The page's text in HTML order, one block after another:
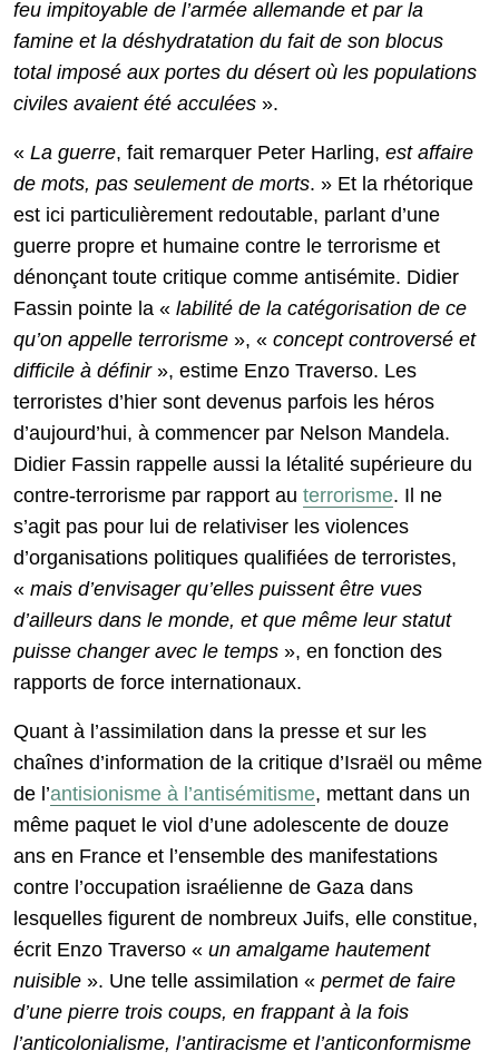
feu impitoyable de l’armée allemande et par la
famine et la déshydratation du fait de son blocus
total imposé aux portes du désert où les populations
civiles avaient été acculées ».
« La guerre, fait remarquer Peter Harling, est affaire
de mots, pas seulement de morts. » Et la rhétorique
est ici particulièrement redoutable, parlant d’une
guerre propre et humaine contre le terrorisme et
dénonçant toute critique comme antisémite. Didier
Fassin pointe la « labilité de la catégorisation de ce
qu’on appelle terrorisme », « concept controversé et
difficile à définir », estime Enzo Traverso. Les
terroristes d’hier sont devenus parfois les héros
d’aujourd’hui, à commencer par Nelson Mandela.
Didier Fassin rappelle aussi la létalité supérieure du
contre-terrorisme par rapport au terrorisme. Il ne
s’agit pas pour lui de relativiser les violences
d’organisations politiques qualifiées de terroristes,
« mais d’envisager qu’elles puissent être vues
d’ailleurs dans le monde, et que même leur statut
puisse changer avec le temps », en fonction des
rapports de force internationaux.
Quant à l’assimilation dans la presse et sur les
chaînes d’information de la critique d’Israël ou même
de l’antisionisme à l’antisémitisme, mettant dans un
même paquet le viol d’une adolescente de douze
ans en France et l’ensemble des manifestations
contre l’occupation israélienne de Gaza dans
lesquelles figurent de nombreux Juifs, elle constitue,
écrit Enzo Traverso « un amalgame hautement
nuisible ». Une telle assimilation « permet de faire
d’une pierre trois coups, en frappant à la fois
l’anticolonialisme, l’antiracisme et l’anticonformisme